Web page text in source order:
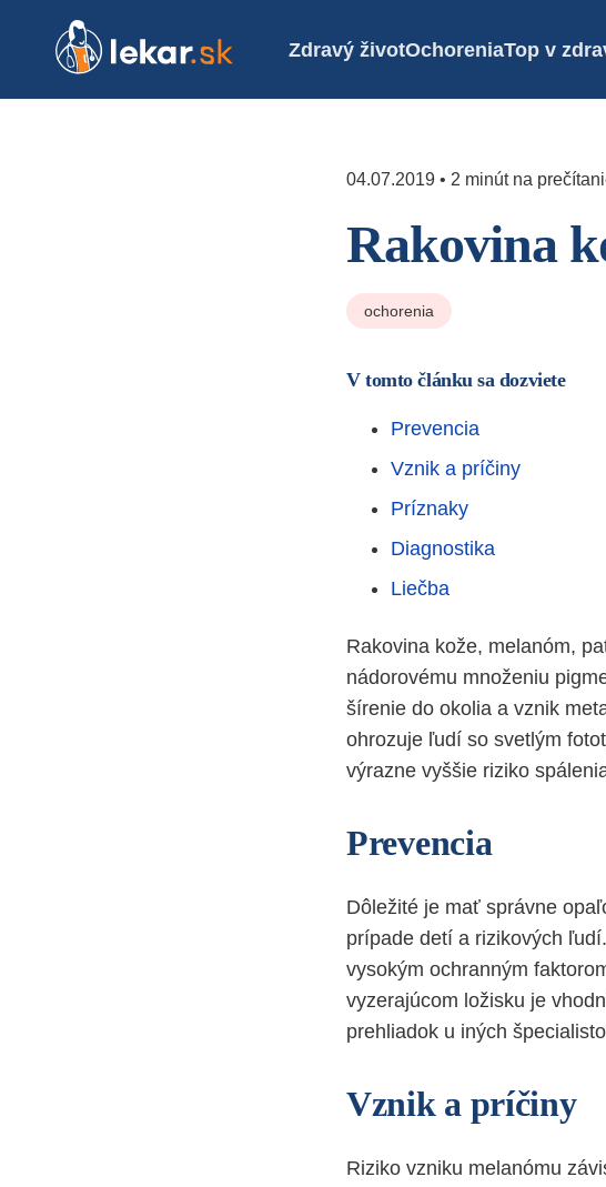
Zdravý životOchoreniaTop v
04.07.2019 • 2 minút na
Rakovina
ochorenia
V tomto článku sa dozviete
Prevencia
Vznik a príčiny
Príznaky
Diagnostika
Liečba
Rakovina kože, melanóm,
nádorovému množeniu
šírenie do okolia a vznik
ohrozuje ľudí so svetlým
výrazne vyššie riziko
Prevencia
Dôležité je mať správne
prípade detí a rizikových
vysokým ochranným
vyzerajúcom ložisku je
prehliadok u iných
Vznik a príčiny
Riziko vzniku melanómu